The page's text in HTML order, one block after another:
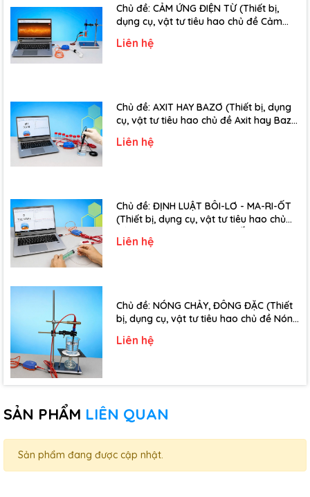
Bên cạnh đó thiết bị cũng có thêm một bộ phận kính để đặt đồ
không cần hâm nóng. Khả năng tránh bụi bẩn đảm bảo được
vấn đề vệ sinh an toàn thực phẩm.
năm. Công dụng giúp thiết bị haojt động.
Hệ thống bao gồm: bảng điện chống giật, hệ điều chỉnh nhiệt,
role tự động ngắt khi nhiệt độ cao…
Chủ đề: CẢM ỨNG ĐIỆN TỪ (Thiết bị,
dụng cụ, vật tư tiêu hao chủ đề Cảm
Liên hệ
Chủ đề: AXIT HAY BAZƠ (Thiết bị, dụng
cụ, vật tư tiêu hao chủ đề Axit hay Bazơ
Liên hệ
Chủ đề: ĐỊNH LUẬT BÔI-LƠ - MA-RI-ỐT
(Thiết bị, dụng cụ, vật tư tiêu hao chủ
Liên hệ
Chủ đề: NÓNG CHẢY, ĐÔNG ĐẶC (Thiết
bị, dụng cụ, vật tư tiêu hao chủ đề Nóng
Liên hệ
SẢN PHẨM LIÊN QUAN
Sản phẩm đang được cập nhật.